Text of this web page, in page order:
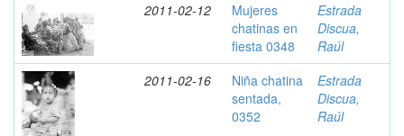
2011-02-12
Mujeres
chatinas en
fiesta 0348
Estrada
Discua,
Raúl
2011-02-16
Niña chatina
sentada,
0352
Estrada
Discua,
Raúl